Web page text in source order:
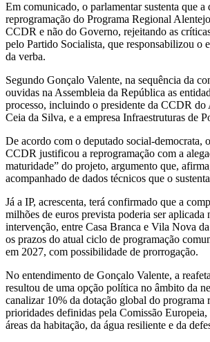
Em comunicado, o parlamentar sustenta que a
reprogramação do Programa Regional
CCDR e não do Governo, rejeitando as
pelo Partido Socialista, que responsabilizou o
da verba.
Segundo Gonçalo Valente, na sequência da
ouvidas na Assembleia da República as
processo, incluindo o presidente da CCDR
Ceia da Silva, e a empresa Infraestruturas de
De acordo com o deputado social-democrata,
CCDR justificou a reprogramação com a
maturidade” do projeto, argumento que,
acompanhado de dados técnicos que o
Já a IP, acrescenta, terá confirmado que a
milhões de euros prevista poderia ser
intervenção, entre Casa Branca e Vila Nova
os prazos do atual ciclo de programação
em 2027, com possibilidade de prorrogação.
No entendimento de Gonçalo Valente, a
resultou de uma opção política no âmbito da
canalizar 10% da dotação global do programa
prioridades definidas pela Comissão Europeia,
áreas da habitação, da água resiliente e da